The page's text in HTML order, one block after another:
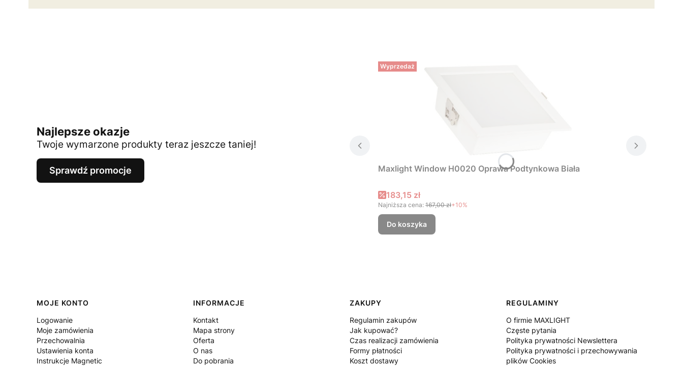
Najlepsze okazje
Twoje wymarzone produkty teraz jeszcze taniej!
Sprawdź promocje
Wyprzedaż
Maxlight Window H0020 Oprawa Podtynkowa Biała
Cena promocyjna
183,15 zł
Najniższa cena: 167,00 zł+10%
Do koszyka
Linki w stopce
MOJE KONTO
Logowanie
Moje zamówienia
Przechowalnia
Ustawienia konta
Instrukcje Magnetic
INFORMACJE
Kontakt
Mapa strony
Oferta
O nas
Do pobrania
ZAKUPY
Regulamin zakupów
Jak kupować?
Czas realizacji zamówienia
Formy płatności
Koszt dostawy
REGULAMINY
O firmie MAXLIGHT
Częste pytania
Polityka prywatności Newslettera
Polityka prywatności i przechowywania
plików Cookies